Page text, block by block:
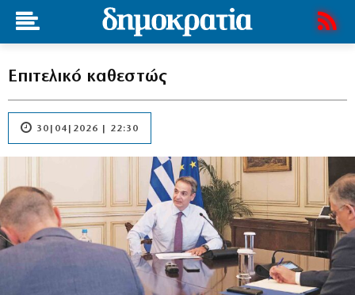
Επιτελικό καθεστώς
30|04|2026 | 22:30